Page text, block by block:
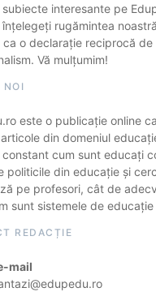
interesante pe
rugămintea
ca o declarație reciprocă
Vă mulțumim!
NOI
este o publicație online
din domeniul
constant cum sunt educați
politicile din educație și
pe profesori, cât de
sunt sistemele de
REDACȚIE
mail